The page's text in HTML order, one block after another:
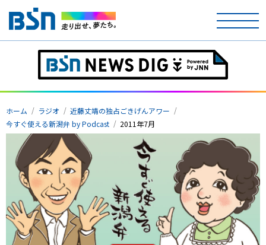
ホーム
テレビ
ラジオ
アナウンサー
イベント
ニュース
天気
ホーム ラジオ
近藤丈靖の独占ごきげんアワー
今すぐ使える新潟弁 by Podcast
2011年7月